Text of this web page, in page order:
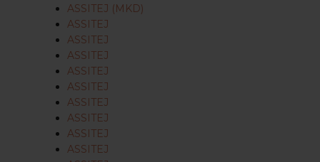
ASSITEJ (MKD)
ASSITEJ
ASSITEJ
ASSITEJ
ASSITEJ
ASSITEJ
ASSITEJ
ASSITEJ
ASSITEJ
ASSITEJ